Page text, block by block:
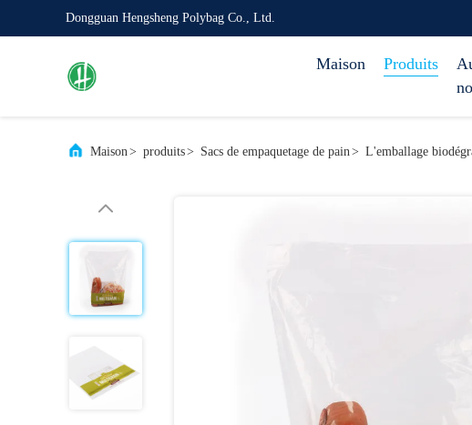
Dongguan Hengsheng Polybag Co., Ltd.
Maison Produits
Maison> produits> Sacs de empaquetage de pain> L'emballage